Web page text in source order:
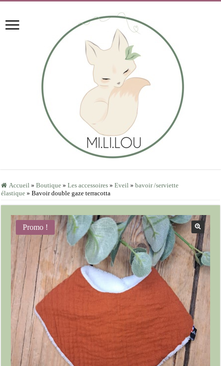
Accueil » Boutique » Les accessoires » Eveil » bavoir /serviette
élastique » Bavoir double gaze terracotta
Promo !